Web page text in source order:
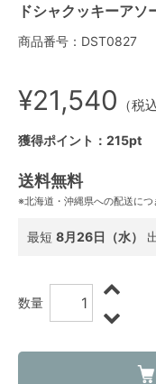
ドシャクッキーア
商品番号：DST0827
¥21,540 （税
獲得ポイント：215pt
送料無料
※北海道・沖縄県への配送につ
最短 8月26日（水）
数量